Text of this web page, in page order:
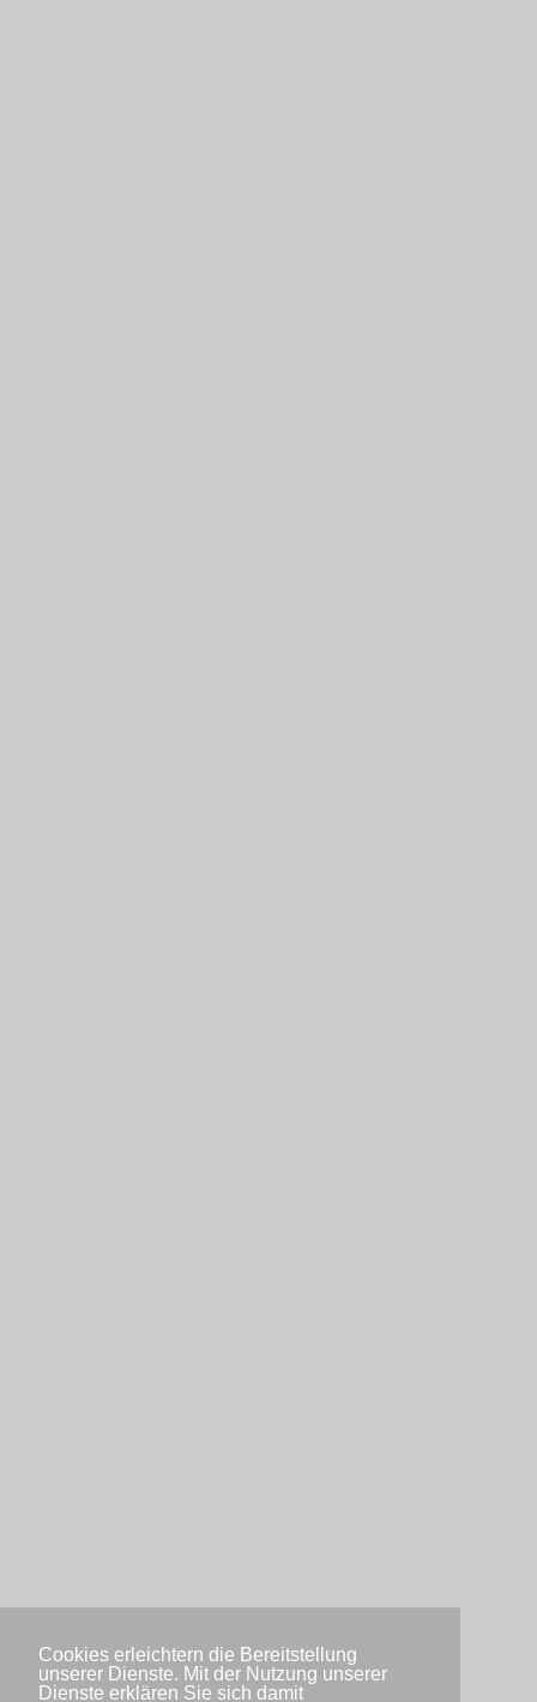
Cookies erleichtern die Bereitstellung
unserer Dienste. Mit der Nutzung unserer
Dienste erklären Sie sich damit